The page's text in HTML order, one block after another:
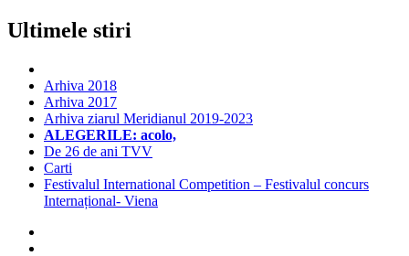
Ultimele stiri
Arhiva 2018
Arhiva 2017
Arhiva ziarul Meridianul 2019-2023
ALEGERILE: acolo,
De 26 de ani TVV
Carti
Festivalul International Competition – Festivalul concurs
Internațional- Viena